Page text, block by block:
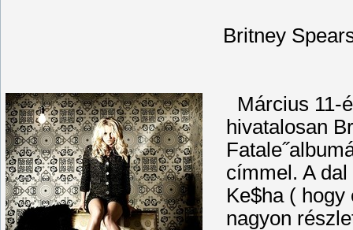
Britney
Március 11-
hivatalosan
címmel. A
Ke$ha (
nagyon